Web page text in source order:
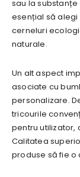
sau la
esențial să alegi
cerneluri
naturale.
Un alt aspect
asociate cu
personalizare.
tricourile
pentru utilizator,
Calitatea
produse să fie